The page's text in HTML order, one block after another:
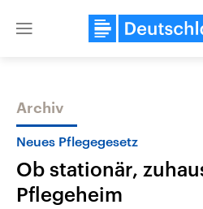
Close
Themen
Archiv
Neues Pflegegesetz
Ob stationär,
Pflegeheim